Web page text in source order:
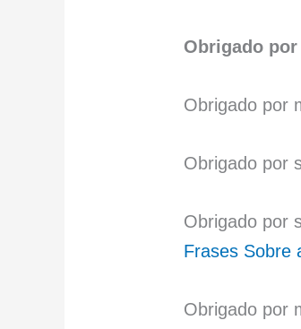
Obrigado
Obrigado por
Obrigado por
Obrigado por
Frases Sobre
Obrigado por